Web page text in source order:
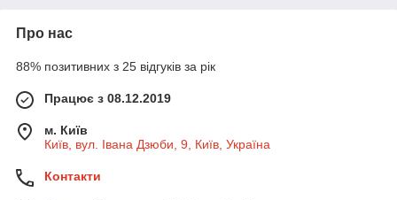
Про нас
88% позитивних з 25 відгуків за рік
Працює з 08.12.2019
м. Київ
Київ, вул. Івана Дзюби, 9, Київ, Україна
Контакти